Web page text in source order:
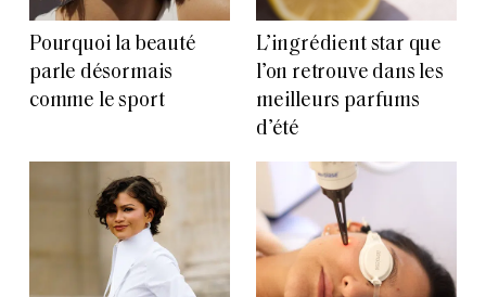
Pourquoi la beauté
parle désormais
comme le sport
L’ingrédient star que
l’on retrouve dans les
meilleurs parfums
d’été